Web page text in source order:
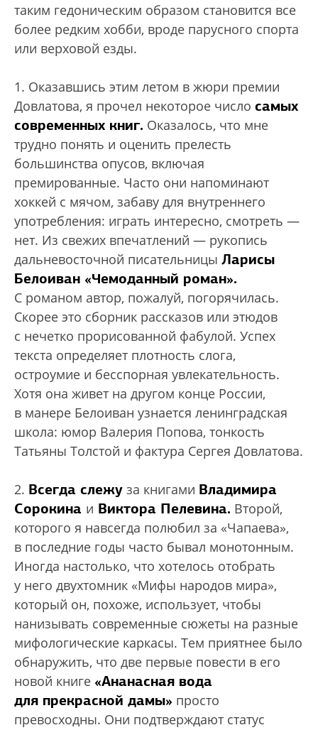
таким гедоническим образом становится все
более редким хобби, вроде парусного спорта
или верховой езды.
1. Оказавшись этим летом в жюри премии
Довлатова, я прочел некоторое число самых
современных книг. Оказалось, что мне
трудно понять и оценить прелесть
большинства опусов, включая
премированные. Часто они напоминают
хоккей с мячом, забаву для внутреннего
употребления: играть интересно, смотреть —
нет. Из свежих впечатлений — рукопись
дальневосточной писательницы Ларисы
Белоиван «Чемоданный роман».
С романом автор, пожалуй, погорячилась.
Скорее это сборник рассказов или этюдов
с нечетко прорисованной фабулой. Успех
текста определяет плотность слога,
остроумие и бесспорная увлекательность.
Хотя она живет на другом конце России,
в манере Белоиван узнается ленинградская
школа: юмор Валерия Попова, тонкость
Татьяны Толстой и фактура Сергея Довлатова.
2. Всегда слежу за книгами Владимира
Сорокина и Виктора Пелевина. Второй,
которого я навсегда полюбил за «Чапаева»,
в последние годы часто бывал монотонным.
Иногда настолько, что хотелось отобрать
у него двухтомник «Мифы народов мира»,
который он, похоже, использует, чтобы
нанизывать современные сюжеты на разные
мифологические каркасы. Тем приятнее было
обнаружить, что две первые повести в его
новой книге «Ананасная вода
для прекрасной дамы» просто
превосходны. Они подтверждают статус